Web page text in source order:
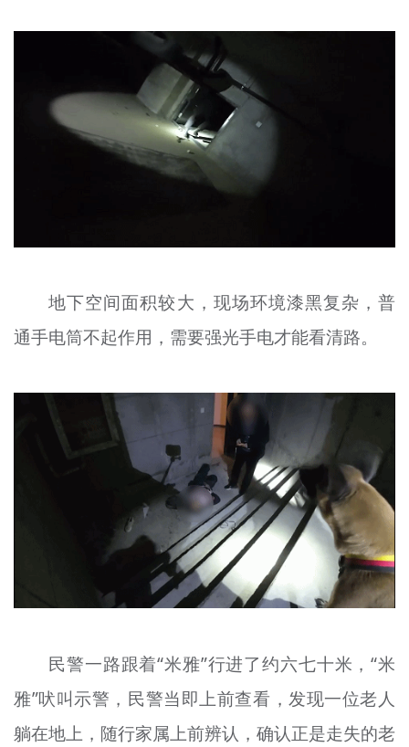
地下空间面积较大，现场环境漆黑复杂，普
通手电筒不起作用，需要强光手电才能看清路。
民警一路跟着“米雅”行进了约六七十米，“米
雅”吠叫示警，民警当即上前查看，发现一位老人
躺在地上，随行家属上前辨认，确认正是走失的老